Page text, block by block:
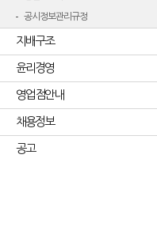
공시정보관리규정
지배구조
윤리경영
영업점안내
채용정보
공고